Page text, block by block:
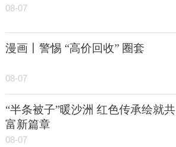
08-07
漫画丨警惕 “高价回收” 圈套
08-07
“半条被子”暖沙洲 红色传承绘就共
富新篇章
08-07